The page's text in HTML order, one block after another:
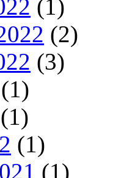
(1)
(2)
(3)
(1)
(1)
(1)
(1)